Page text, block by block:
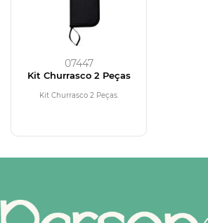
07447
Kit Churrasco 2 Peças
Kit Churrasco 2 Peças.